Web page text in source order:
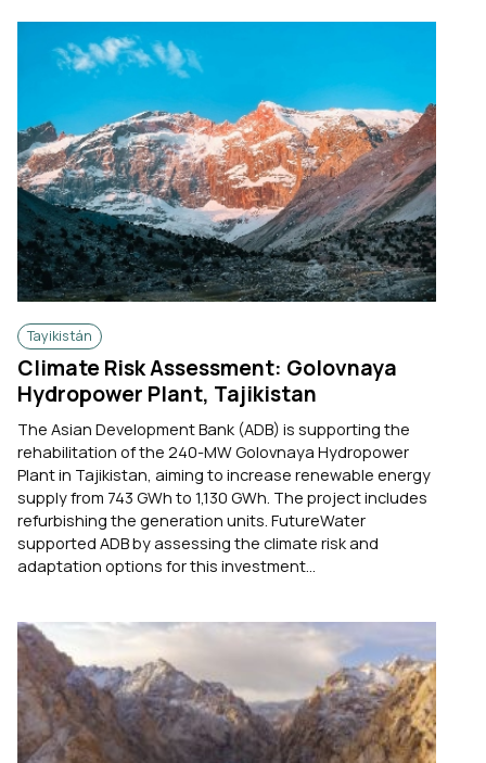
Tayikistán
Climate Risk Assessment: Golovnaya
Hydropower Plant, Tajikistan
The Asian Development Bank (ADB) is supporting the
rehabilitation of the 240-MW Golovnaya Hydropower
Plant in Tajikistan, aiming to increase renewable energy
supply from 743 GWh to 1,130 GWh. The project includes
refurbishing the generation units. FutureWater
supported ADB by assessing the climate risk and
adaptation options for this investment...